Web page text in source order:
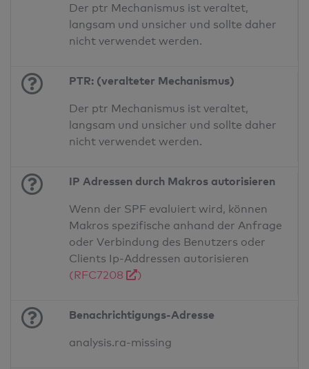
Der ptr Mechanismus ist veraltet,
langsam und unsicher und sollte daher
nicht verwendet werden.
PTR: (veralteter Mechanismus)
Der ptr Mechanismus ist veraltet,
langsam und unsicher und sollte daher
nicht verwendet werden.
IP Adressen durch Makros autorisieren
Wenn der SPF evaluiert wird, können
Makros spezifische anhand der Anfrage
oder Verbindung des Benutzers oder
Clients Ip-Addressen autorisieren
(RFC7208
)
Benachrichtigungs-Adresse
analysis.ra-missing